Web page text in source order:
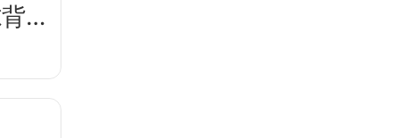
后